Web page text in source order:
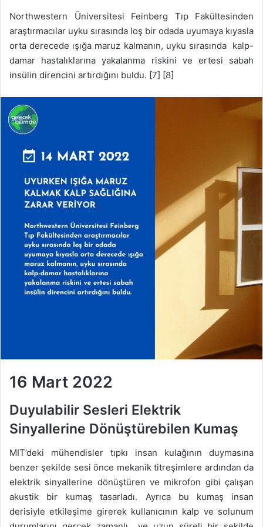
Northwestern Üniversitesi Feinberg Tıp Fakültesinden
araştırmacılar uyku sırasında loş bir odada uyumaya kıyasla
orta derecede ışığa maruz kalmanın, uyku sırasında kalp-
damar hastalıklarına yakalanma riskini ve ertesi sabah
insülin direncini artırdığını buldu. [7] [8]
16 Mart 2022
Duyulabilir Sesleri Elektrik
Sinyallerine Dönüştürebilen Kumaş
MIT’deki mühendisler tıpkı insan kulağının duymasına
benzer şekilde sesi önce mekanik titreşimlere ardından da
elektrik sinyallerine dönüştüren ve mikrofon gibi çalışan
akustik bir kumaş tasarladı. Ayrıca bu kumaş insan
derisiyle etkileşime girerek kullanıcının kalp ve solunum